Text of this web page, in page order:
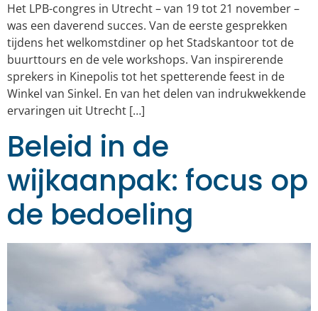
Het LPB-congres in Utrecht – van 19 tot 21 november –
was een daverend succes. Van de eerste gesprekken
tijdens het welkomstdiner op het Stadskantoor tot de
buurttours en de vele workshops. Van inspirerende
sprekers in Kinepolis tot het spetterende feest in de
Winkel van Sinkel. En van het delen van indrukwekkende
ervaringen uit Utrecht […]
Beleid in de
wijkaanpak: focus op
de bedoeling